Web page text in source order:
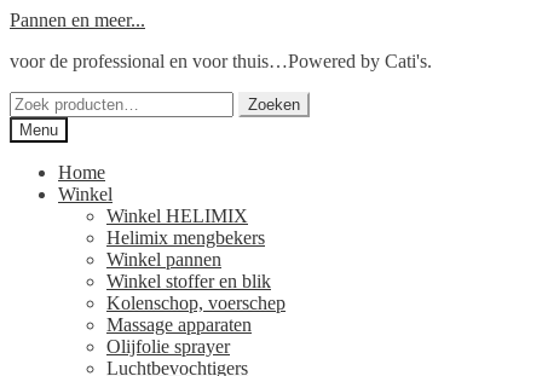
Ga
naar
Ga
de
Pannen en meer...
voor de professional en voor thuis…Powered by Cati's.
Zoeken
naar:
Zoeken
Menu
Home
Winkel
Winkel HELIMIX
Helimix mengbekers
Winkel pannen
Winkel stoffer en blik
Kolenschop, voerschep
Massage apparaten
Olijfolie sprayer
Luchtbevochtigers